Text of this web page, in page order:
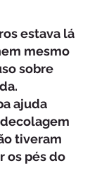
estava lá
mesmo
sobre
ajuda
tiveram
os pés do